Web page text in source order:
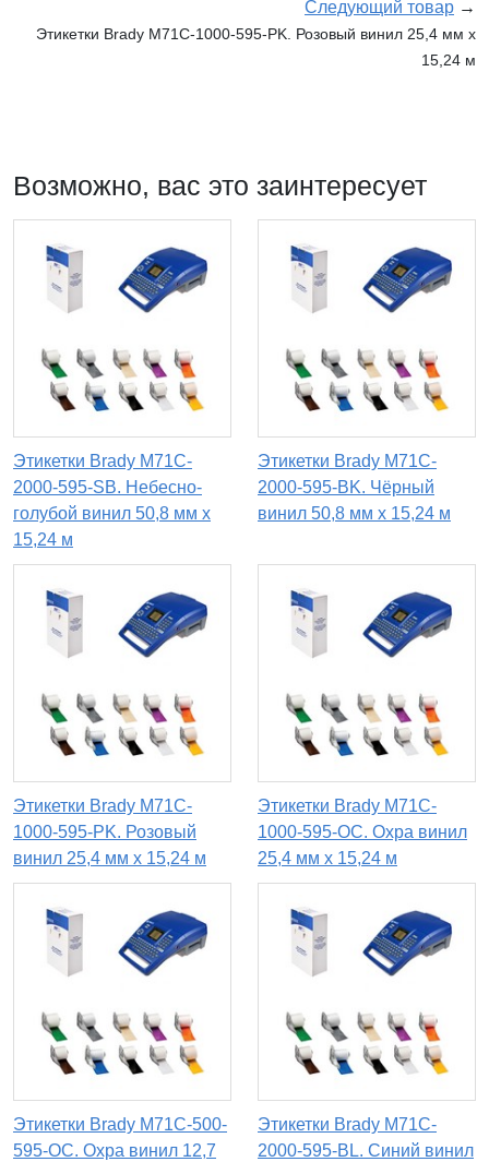
Следующий товар →
Этикетки Brady M71C-1000-595-PK. Розовый винил 25,4 мм x
15,24 м
Возможно, вас это заинтересует
Этикетки Brady M71C-
2000-595-SB. Небесно-
голубой винил 50,8 мм x
15,24 м
Этикетки Brady M71C-
2000-595-BK. Чёрный
винил 50,8 мм x 15,24 м
Этикетки Brady M71C-
1000-595-PK. Розовый
винил 25,4 мм x 15,24 м
Этикетки Brady M71C-
1000-595-OC. Охра винил
25,4 мм x 15,24 м
Этикетки Brady M71C-500-
595-OC. Охра винил 12,7
Этикетки Brady M71C-
2000-595-BL. Синий винил